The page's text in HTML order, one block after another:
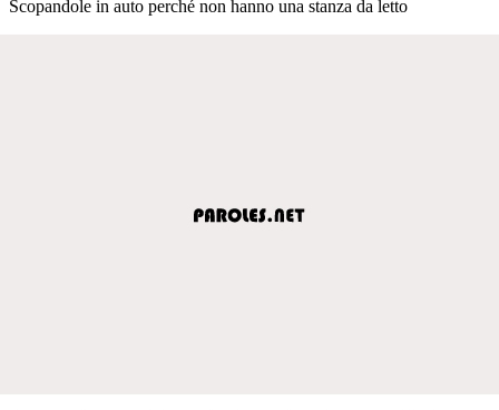
Scopandole in auto perché non hanno una stanza da letto